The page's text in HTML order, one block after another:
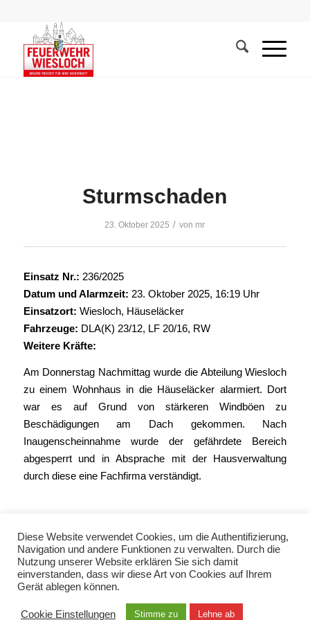
Sturmschaden
23. Oktober 2025 / von mr
Einsatz Nr.: 236/2025
Datum und Alarmzeit: 23. Oktober 2025, 16:19 Uhr
Einsatzort: Wiesloch, Häuseläcker
Fahrzeuge: DLA(K) 23/12, LF 20/16, RW
Weitere Kräfte:
Am Donnerstag Nachmittag wurde die Abteilung Wiesloch
zu einem Wohnhaus in die Häuseläcker alarmiert. Dort
war es auf Grund von stärkeren Windböen zu
Beschädigungen am Dach gekommen. Nach
Inaugenscheinnahme wurde der gefährdete Bereich
abgesperrt und in Absprache mit der Hausverwaltung
durch diese eine Fachfirma verständigt.
© Copyright 2021 - Freiwillige Feuerwehr Wiesloch -Enfold Theme by Kriesi
Diese Website verwendet Cookies, um die Authentifizierung,
Navigation und andere Funktionen zu verwalten. Durch die
Nutzung unserer Website erklären Sie sich damit
einverstanden, dass wir diese Art von Cookies auf Ihrem
Gerät ablegen können.
Cookie Einstellungen Stimme zu Lehne ab